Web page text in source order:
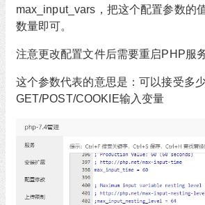
max_input_vars，把这个配置参数的
数量即可。
注意更改配置文件后需要重启PHP服
这个参数代表的意思是：可以接受多
GET/POST/COOKIE输入变量